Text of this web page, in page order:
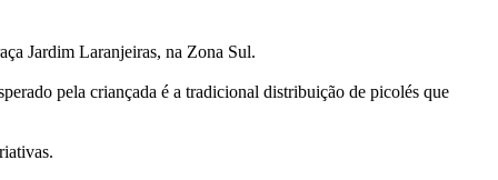
Jardim Laranjeiras, na Zona Sul.
pela criançada é a tradicional distribuição de picolés que